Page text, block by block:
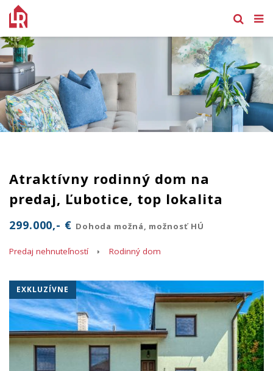
Atraktívny rodinný dom na
predaj, Ľubotice, top lokalita
299.000,- € Dohoda možná, možnosť HÚ
Predaj nehnuteľností Rodinný dom
EXKLUZÍVNE